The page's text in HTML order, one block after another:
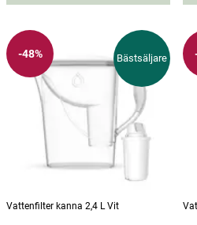
-48% Bästsäljare
Vattenfilter kanna 2,4 L Vit